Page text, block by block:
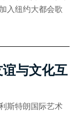
入纽约大都会歌
与文化互
斯特朗国际艺术